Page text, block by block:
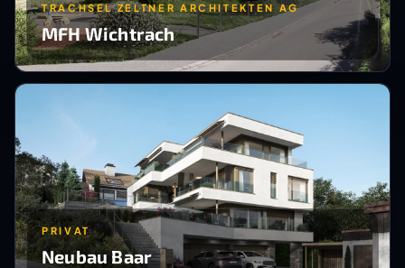
TRACHSEL ZELTNER ARCHITEKTEN AG
MFH Wichtrach
PRIVAT
Neubau Baar